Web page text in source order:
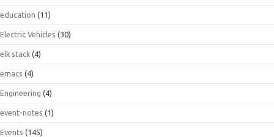
education (11)
Electric Vehicles (30)
elk stack (4)
emacs (4)
Engineering (4)
event-notes (1)
Events (145)